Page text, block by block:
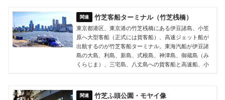
竹芝客船ターミナル（竹芝桟橋）
東京都港区、東京港の竹芝桟橋にある伊豆諸島、小笠
原へ大型客船（正式には貨客船）、高速ジェット船が
出航するのが竹芝客船ターミナル。東海汽船が伊豆諸
島の大島、利島、新島、式根島、神津島、御蔵島（み
くらじま）、三宅島、八丈島への貨客船と高速船、小
竹芝ふ頭公園・モヤイ像